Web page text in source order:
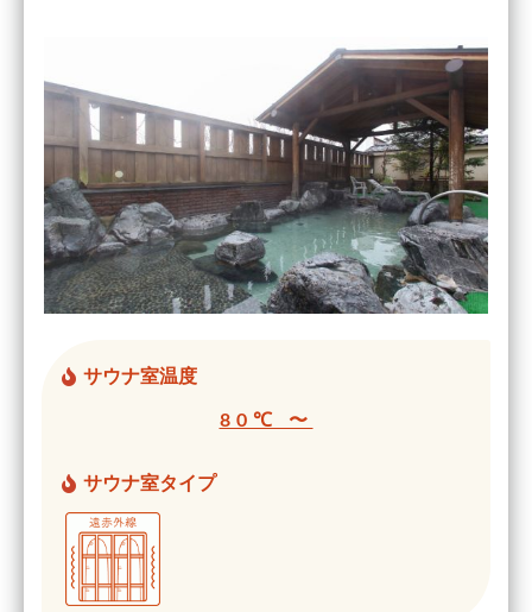
サウナ室温度
80℃ 〜
サウナ室タイプ